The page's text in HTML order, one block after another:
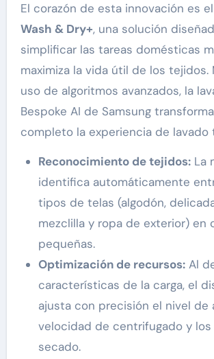
El corazón de esta innovación es
Wash & Dry+, una solución
simplificar las tareas domésticas
maximiza la vida útil de los tejidos.
uso de algoritmos avanzados, la
Bespoke AI de Samsung
completo la experiencia de lavado
Reconocimiento de tejidos:La
identifica automáticamente
tipos de telas (algodón,
mezclilla y ropa de exterior) en
pequeñas.
Optimización de recursos:Al
características de la carga, el
ajusta con precisión el nivel de
velocidad de centrifugado y
secado.